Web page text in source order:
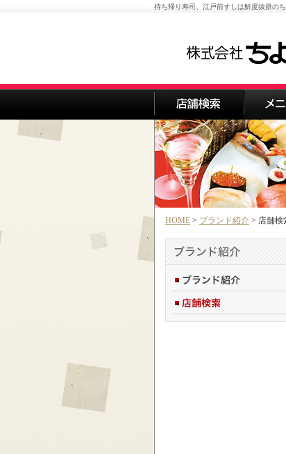
持ち帰り寿司、江戸前すしは鮮度抜群の
HOME > ブランド紹介 > 店舗検